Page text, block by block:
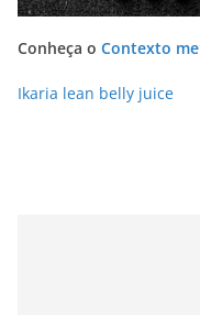
Conheça o Contexto me
Ikaria lean belly juice